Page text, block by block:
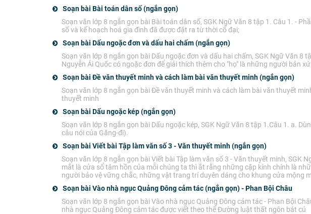
Soạn bài Bài toán dân số (ngắn gọn)
Soạn văn lớp 8 ngắn gọn bài Bài toán dân số, SGK Ngữ Văn 8 tập 1. Câu 1. -
số và kế hoạch hoá gia đình đã được đặt ra từ thời cổ đại;
Soạn bài Dấu ngoặc đơn và dấu hai chấm (ngắn gọn)
Soạn văn lớp 8 ngắn gọn bài Dấu ngoặc đơn và dấu hai chấm, SGK Ngữ Văn 8
Nguyễn Ái Quốc có ngoặc đơn để giải thích thêm cho "họ" là những người bản xứ.
Soạn bài Đề văn thuyết minh và cách làm bài văn thuyết minh (ngắn gọn)
Soạn văn lớp 8 ngắn gọn bài Đề văn thuyết minh và cách làm bài văn thuyết
thuyết minh
Soạn bài Dấu ngoặc kép (ngắn gọn)
Soạn văn lớp 8 ngắn gọn bài Dấu ngoặc kép, SGK Ngữ Văn 8 tập 1.Câu 1. a.
câu nói của Găng-đi).
Soạn bài Viết bài Tập làm văn số 3 - Văn thuyết minh (ngắn gọn)
Soạn văn lớp 8 ngắn gọn bài Viết bài Tập làm văn số 3 - Văn thuyết minh, SGK
mắt là cửa sổ tâm hồn của mỗi chúng ta thì ắt rằng những cặp kính chính là
người bảo vệ vững chắc, những vật trang trí duyên dáng cho khung cửa mộng
Soạn bài Vào nhà ngục Quảng Đông cảm tác (ngắn gọn) - Phan Bội Châu
Soạn văn lớp 8 ngắn gọn bài Vào nhà ngục Quảng Đông cảm tác - Phan Bội
nhà ngục Quảng Đông cảm tác được viết theo thể Đường luật thất ngôn bát cú